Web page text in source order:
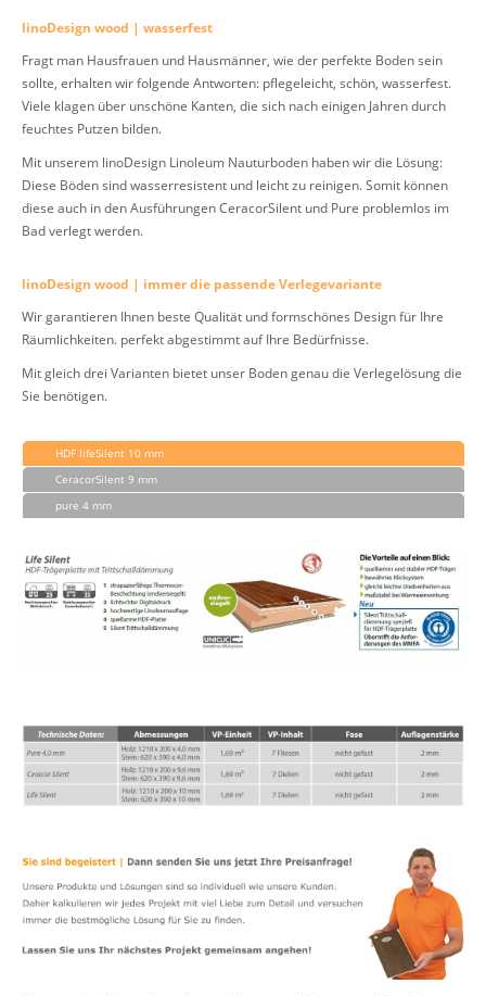
linoDesign wood | wasserfest
Fragt man Hausfrauen und Hausmänner, wie der perfekte Boden sein
sollte, erhalten wir folgende Antworten: pflegeleicht, schön, wasserfest.
Viele klagen über unschöne Kanten, die sich nach einigen Jahren durch
feuchtes Putzen bilden.
Mit unserem linoDesign Linoleum Nauturboden haben wir die Lösung:
Diese Böden sind wasserresistent und leicht zu reinigen. Somit können
diese auch in den Ausführungen CeracorSilent und Pure problemlos im
Bad verlegt werden.
linoDesign wood | immer die passende Verlegevariante
Wir garantieren Ihnen beste Qualität und formschönes Design für Ihre
Räumlichkeiten. perfekt abgestimmt auf Ihre Bedürfnisse.
Mit gleich drei Varianten bietet unser Boden genau die Verlegelösung die
Sie benötigen.
HDF lifeSilent 10 mm
CeracorSilent 9 mm
pure 4 mm